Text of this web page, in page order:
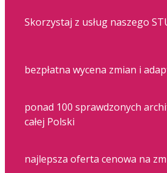
Skorzystaj z usług naszego
bezpłatna wycena zmian i
ponad 100 sprawdzonych
całej Polski
najlepsza oferta cenowa na